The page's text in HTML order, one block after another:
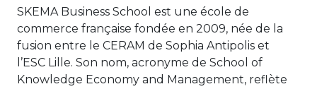
SKEMA Business School est une école de
commerce française fondée en 2009, née de la
fusion entre le CERAM de Sophia Antipolis et
l’ESC Lille. Son nom, acronyme de School of
Knowledge Economy and Management, reflète